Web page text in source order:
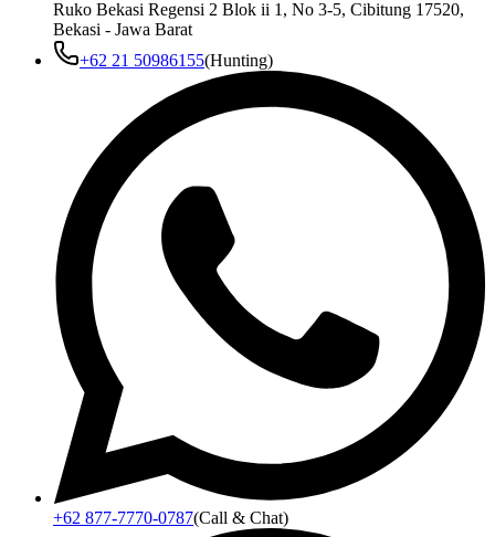
Ruko Bekasi Regensi 2 Blok ii 1, No 3-5, Cibitung 17520,
Bekasi - Jawa Barat
+62 21 50986155(Hunting)
+62 877-7770-0787(Call & Chat)